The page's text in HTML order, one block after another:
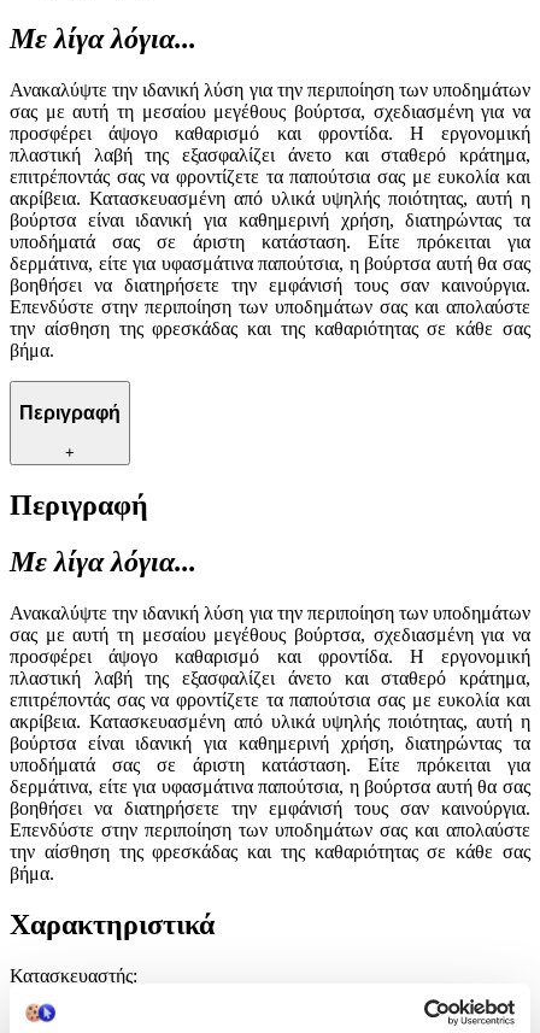
Με λίγα λόγια...
Ανακαλύψτε την ιδανική λύση για την περιποίηση των υποδημάτων
σας με αυτή τη μεσαίου μεγέθους βούρτσα, σχεδιασμένη για να
προσφέρει άψογο καθαρισμό και φροντίδα. Η εργονομική
πλαστική λαβή της εξασφαλίζει άνετο και σταθερό κράτημα,
επιτρέποντάς σας να φροντίζετε τα παπούτσια σας με ευκολία και
ακρίβεια. Κατασκευασμένη από υλικά υψηλής ποιότητας, αυτή η
βούρτσα είναι ιδανική για καθημερινή χρήση, διατηρώντας τα
υποδήματά σας σε άριστη κατάσταση. Είτε πρόκειται για
δερμάτινα, είτε για υφασμάτινα παπούτσια, η βούρτσα αυτή θα σας
βοηθήσει να διατηρήσετε την εμφάνισή τους σαν καινούργια.
Επενδύστε στην περιποίηση των υποδημάτων σας και απολαύστε
την αίσθηση της φρεσκάδας και της καθαριότητας σε κάθε σας
βήμα.
Περιγραφή
+
Περιγραφή
Με λίγα λόγια...
Ανακαλύψτε την ιδανική λύση για την περιποίηση των υποδημάτων
σας με αυτή τη μεσαίου μεγέθους βούρτσα, σχεδιασμένη για να
προσφέρει άψογο καθαρισμό και φροντίδα. Η εργονομική
πλαστική λαβή της εξασφαλίζει άνετο και σταθερό κράτημα,
επιτρέποντάς σας να φροντίζετε τα παπούτσια σας με ευκολία και
ακρίβεια. Κατασκευασμένη από υλικά υψηλής ποιότητας, αυτή η
βούρτσα είναι ιδανική για καθημερινή χρήση, διατηρώντας τα
υποδήματά σας σε άριστη κατάσταση. Είτε πρόκειται για
δερμάτινα, είτε για υφασμάτινα παπούτσια, η βούρτσα αυτή θα σας
βοηθήσει να διατηρήσετε την εμφάνισή τους σαν καινούργια.
Επενδύστε στην περιποίηση των υποδημάτων σας και απολαύστε
την αίσθηση της φρεσκάδας και της καθαριότητας σε κάθε σας
βήμα.
Χαρακτηριστικά
Κατασκευαστής: